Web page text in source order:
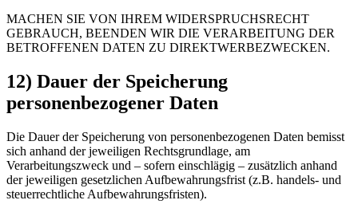
MACHEN SIE VON IHREM WIDERSPRUCHSRECHT
GEBRAUCH, BEENDEN WIR DIE VERARBEITUNG DER
BETROFFENEN DATEN ZU DIREKTWERBEZWECKEN.
12) Dauer der Speicherung
personenbezogener Daten
Die Dauer der Speicherung von personenbezogenen Daten bemisst
sich anhand der jeweiligen Rechtsgrundlage, am
Verarbeitungszweck und – sofern einschlägig – zusätzlich anhand
der jeweiligen gesetzlichen Aufbewahrungsfrist (z.B. handels- und
steuerrechtliche Aufbewahrungsfristen).